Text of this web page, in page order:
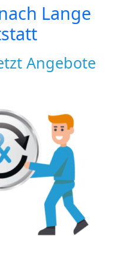
Lange
Angebote